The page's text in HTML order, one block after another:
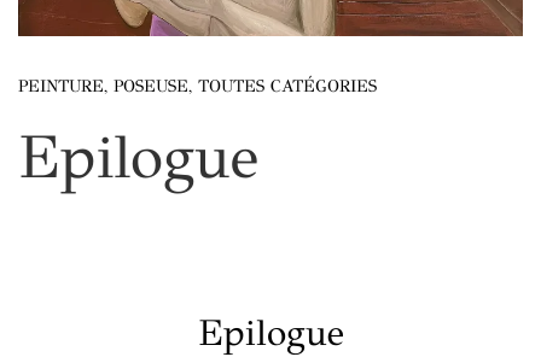
PEINTURE, POSEUSE, TOUTES CATÉGORIES
Epilogue
Epilogue